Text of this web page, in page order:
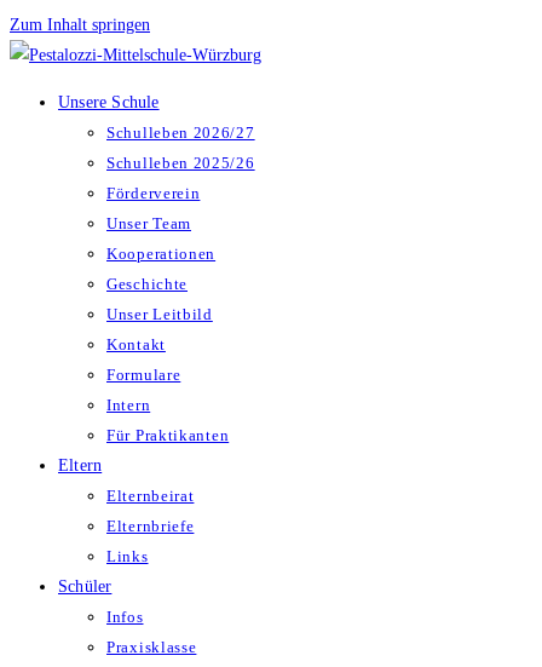
Zum Inhalt springen
Unsere Schule
Schulleben 2026/27
Schulleben 2025/26
Förderverein
Unser Team
Kooperationen
Geschichte
Unser Leitbild
Kontakt
Formulare
Intern
Für Praktikanten
Eltern
Elternbeirat
Elternbriefe
Links
Schüler
Infos
Praxisklasse